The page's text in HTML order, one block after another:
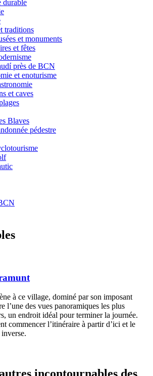
durable
traditions
et monuments
et fêtes
près de BCN
et enoturisme
et caves
Blaves
pédestre
à ce village, dominé par son imposant
l’une des vues panoramiques les plus
un endroit idéal pour terminer la journée.
commencer l’itinéraire à partir d’ici et le